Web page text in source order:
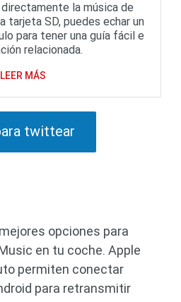
la música de
tarjeta SD, puedes echar un
para tener una guía fácil e
relacionada.
LEER MÁS
twittear
opciones para
en tu coche. Apple
permiten conectar
para retransmitir